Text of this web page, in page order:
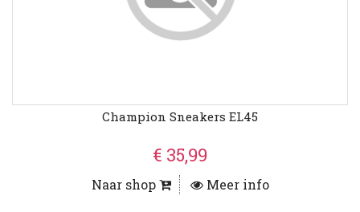
Champion Sneakers EL45
€ 35,99
Naar shop Meer info